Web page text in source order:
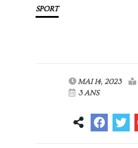
SPORT
MAI 14, 2023
3 ANS